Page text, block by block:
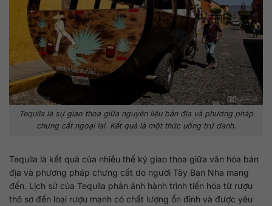
Tequila là sự giao thoa giữa nguyên liệu bản địa và phương pháp
chưng cất ngoại lai. Kết quả là một thức uống trứ danh.
Tequila là kết quả của nhiều thế kỷ giao thoa giữa văn hóa bản
địa và phương pháp chưng cất do người Tây Ban Nha mang
đến. Lịch sử của Tequila phản ánh hành trình tiến hóa từ rượu
thô sơ đến loại rượu mạnh có chất lượng ổn định và được yêu